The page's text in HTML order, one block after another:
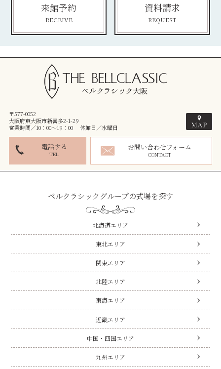
来館予約
RECEIVE
資料請求
REQUEST
〒577-0052
大阪府東大阪市新喜多2-1-29
営業時間／10：00～19：00 休館日／水曜日
電話する
TEL
お問い合わせフォーム
CONTACT
ベルクラシックグループの式場を探す
北海道エリア
東北エリア
関東エリア
北陸エリア
東海エリア
近畿エリア
中国・四国エリア
九州エリア